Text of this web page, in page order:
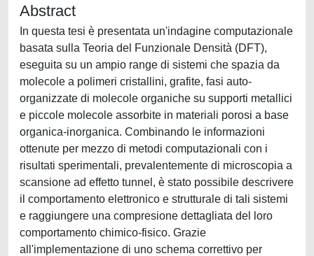
Abstract
In questa tesi è presentata un'indagine computazionale
basata sulla Teoria del Funzionale Densità (DFT),
eseguita su un ampio range di sistemi che spazia da
molecole a polimeri cristallini, grafite, fasi auto-
organizzate di molecole organiche su supporti metallici
e piccole molecole assorbite in materiali porosi a base
organica-inorganica. Combinando le informazioni
ottenute per mezzo di metodi computazionali con i
risultati sperimentali, prevalentemente di microscopia a
scansione ad effetto tunnel, è stato possibile descrivere
il comportamento elettronico e strutturale di tali sistemi
e raggiungere una compresione dettagliata del loro
comportamento chimico-fisico. Grazie
all'implementazione di uno schema correttivo per